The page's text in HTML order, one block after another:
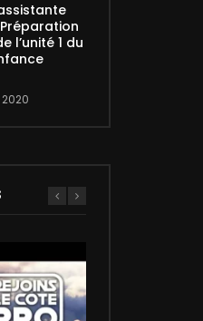
l’unité 1 du
2020